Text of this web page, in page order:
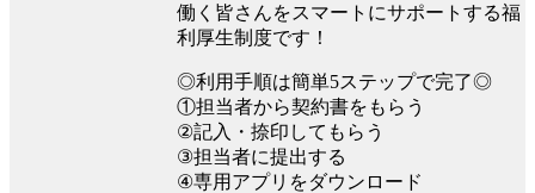
働く皆さんをスマートにサポートする福
利厚生制度です！
◎利用手順は簡単5ステップで完了◎
①担当者から契約書をもらう
②記入・捺印してもらう
③担当者に提出する
④専用アプリをダウンロード